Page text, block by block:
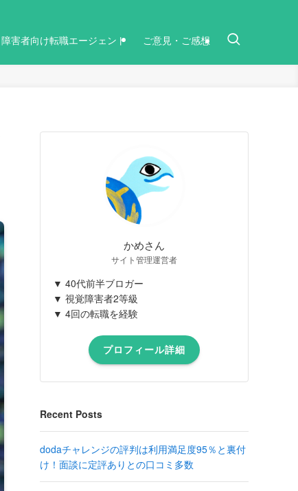
障害者向け転職エージェント ご意見・ご感想
かめさん
サイト管理運営者
▼ 40代前半ブロガー
▼ 視覚障害者2等級
▼ 4回の転職を経験
プロフィール詳細
Recent Posts
dodaチャレンジの評判は利用満足度95％と裏付
け！面談に定評ありとの口コミ多数